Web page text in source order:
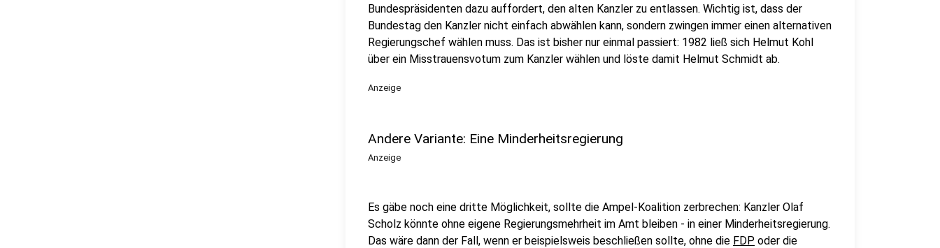
Bundespräsidenten dazu auffordert, den alten Kanzler zu entlassen. Wichtig ist, dass der
Bundestag den Kanzler nicht einfach abwählen kann, sondern zwingen immer einen alternativen
Regierungschef wählen muss. Das ist bisher nur einmal passiert: 1982 ließ sich Helmut Kohl
über ein Misstrauensvotum zum Kanzler wählen und löste damit Helmut Schmidt ab.
Anzeige
Andere Variante: Eine Minderheitsregierung
Anzeige
Es gäbe noch eine dritte Möglichkeit, sollte die Ampel-Koalition zerbrechen: Kanzler Olaf
Scholz könnte ohne eigene Regierungsmehrheit im Amt bleiben - in einer Minderheitsregierung.
Das wäre dann der Fall, wenn er beispielsweis beschließen sollte, ohne die FDP oder die